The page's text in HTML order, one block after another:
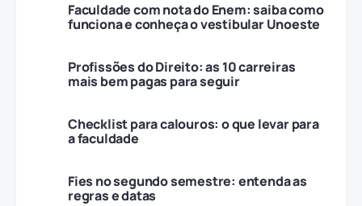
Faculdade com nota do Enem: saiba como
funciona e conheça o vestibular Unoeste
Profissões do Direito: as 10 carreiras
mais bem pagas para seguir
Checklist para calouros: o que levar para
a faculdade
Fies no segundo semestre: entenda as
regras e datas